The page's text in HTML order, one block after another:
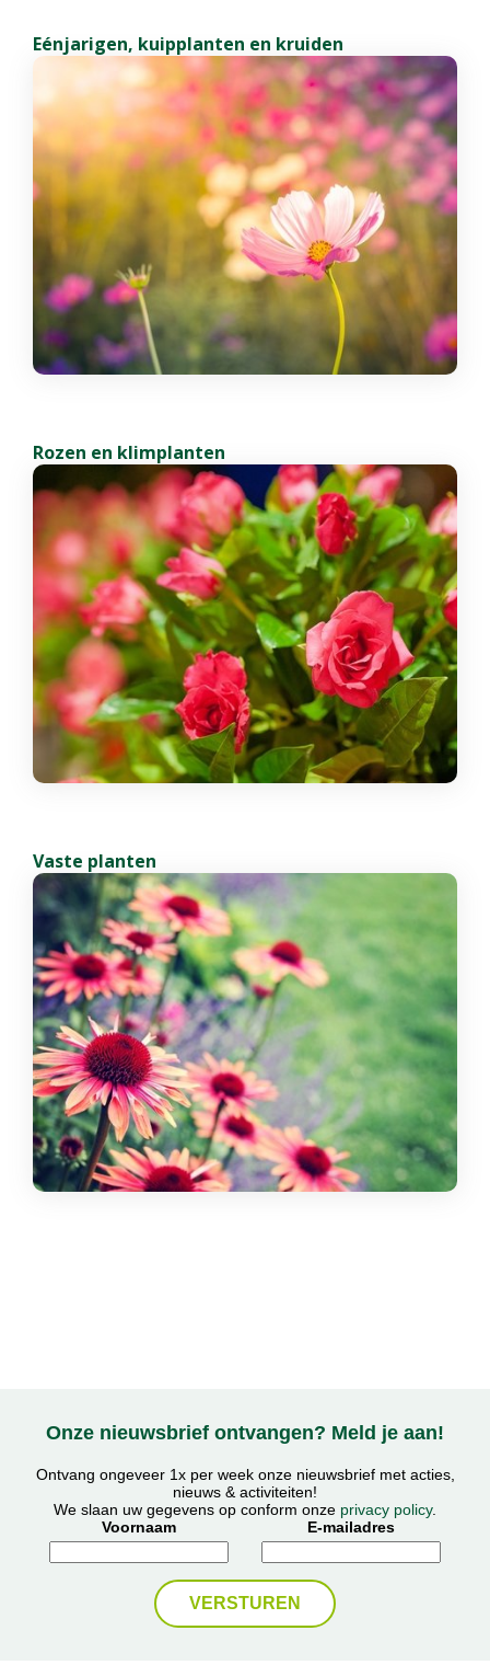
Eénjarigen, kuipplanten en kruiden
Rozen en klimplanten
Vaste planten
Onze nieuwsbrief ontvangen? Meld je aan!
Ontvang ongeveer 1x per week onze nieuwsbrief met acties,
nieuws & activiteiten!
We slaan uw gegevens op conform onze privacy policy.
Voornaam
E-mailadres